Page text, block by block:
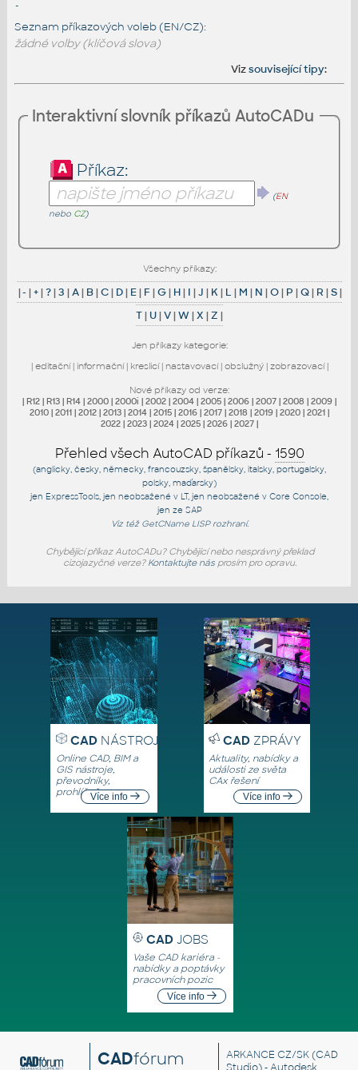
-
Seznam příkazových voleb (EN/CZ):
žádné volby (klíčová slova)
Vizsouvisející tipy:
Interaktivní slovník příkazů AutoCADu
Příkaz:
(EN
nebo CZ)
Všechny příkazy:
|- |+|?|3 |A| B|C| D| E| F |G| H| I |J | K| L | M | N |O| P |Q| R |S|
T| U|V|W|X |Z |
Jen příkazy kategorie:
| editační| informační| kreslicí| nastavovací| obslužný| zobrazovací|
Nové příkazy od verze:
| R12 | R13 | R14 | 2000 | 2000i | 2002 | 2004 | 2005 | 2006 | 2007 | 2008 | 2009 |
2010 | 2011 | 2012 | 2013 | 2014 | 2015 | 2016 | 2017 | 2018 | 2019 | 2020 | 2021 |
2022 | 2023 | 2024 | 2025 | 2026 | 2027 |
Přehled všech AutoCAD příkazů - 1590
(anglicky, česky, německy, francouzsky, španělsky, italsky, portugalsky,
polsky, maďarsky)
jen ExpressTools , jen neobsažené v LT, jen neobsažené v Core Console
jen ze SAP
Viz též GetCNameLISP rozhraní.
Chybějící příkaz AutoCADu? Chybějící nebo nesprávný překlad
cizojazyčné verze? Kontaktujte násprosím pro opravu.
CADNÁSTROJE
Online CAD, BIM a
GIS nástroje,
převodníky,
prohlížečeVíce info
CADZPRÁVY
Aktuality, nabídky a
události ze světa
CAx řešení
Více info
CAD JOBS
Vaše CAD kariéra -
nabídky a poptávky
pracovních pozic
Více info
CADfórum ARKANCE CZ/SK(CAD